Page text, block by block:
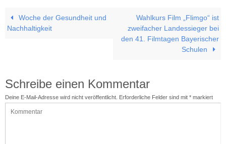
Woche der Gesundheit und
Nachhaltigkeit
Wahlkurs Film „Flimgo“ ist
zweifacher Landessieger bei
den 41. Filmtagen Bayerischer
Schulen
Schreibe einen Kommentar
Deine E-Mail-Adresse wird nicht veröffentlicht. Erforderliche Felder sind mit * markiert